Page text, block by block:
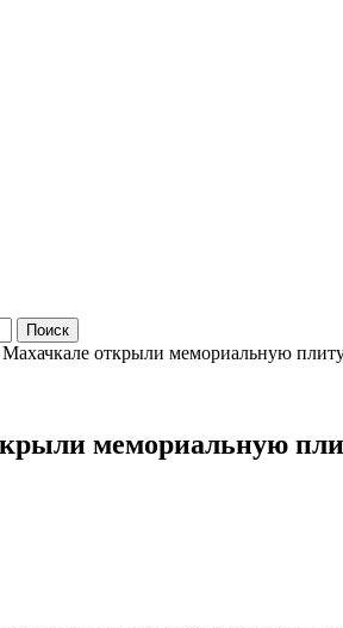
открыли мемориальную
мемориальную